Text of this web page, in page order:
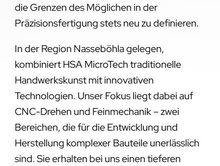
die Grenzen des Möglichen in der
Präzisionsfertigung stets neu zu definieren.
In der Region Nasseböhla gelegen,
kombiniert HSA MicroTech traditionelle
Handwerkskunst mit innovativen
Technologien. Unser Fokus liegt dabei auf
CNC-Drehen und Feinmechanik – zwei
Bereichen, die für die Entwicklung und
Herstellung komplexer Bauteile unerlässlich
sind. Sie erhalten bei uns einen tieferen